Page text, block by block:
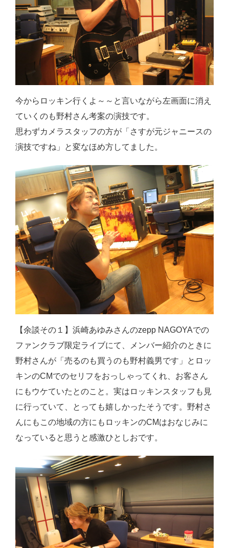
今からロッキン行くよ～～と言いながら左画面に消え
ていくのも野村さん考案の演技です。
思わずカメラスタッフの方が「さすが元ジャニースの
演技ですね」と変なほめ方してました。
【余談その１】浜崎あゆみさんのzepp NAGOYAでの
ファンクラブ限定ライブにて、メンバー紹介のときに
野村さんが「売るのも買うのも野村義男です」とロッ
キンのCMでのセリフをおっしゃってくれ、お客さん
にもウケていたとのこと。実はロッキンスタッフも見
に行っていて、とっても嬉しかったそうです。野村さ
んにもこの地域の方にもロッキンのCMはおなじみに
なっていると思うと感激ひとしおです。